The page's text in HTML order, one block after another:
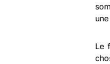
Le